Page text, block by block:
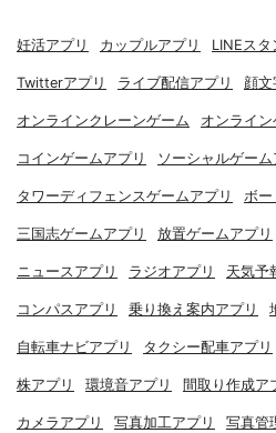
妊活アプリ カップルアプリ LINEスタ
Twitterアプリ ライブ配信アプリ 顔文
オンラインクレーンゲーム オンライン
コインゲームアプリ ソーシャルゲーム
タワーディフェンスゲームアプリ ボー
三国志ゲームアプリ 放置ゲームアプリ
ニュースアプリ ラジオアプリ 天気予
コンパスアプリ 乗り換え案内アプリ
自転車ナビアプリ タクシー配車アプリ
株アプリ 環境音アプリ 間取り作成ア
カメラアプリ 写真加工アプリ 写真管